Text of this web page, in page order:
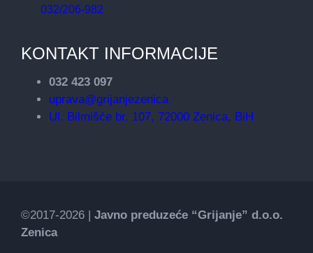
032/206-982
KONTAKT INFORMACIJE
032 423 097
uprava@grijanjezenica
Ul. Bilmišće br. 107, 72000 Zenica, BiH
©2017-2026 | Javno preduzeće “Grijanje” d.o.o.
Zenica